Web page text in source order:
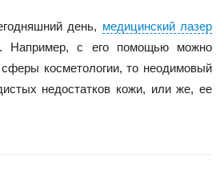
день, медицинский лазер
Например, с его помощью можно
косметологии, то неодимовый
недостатков кожи, или же, ее